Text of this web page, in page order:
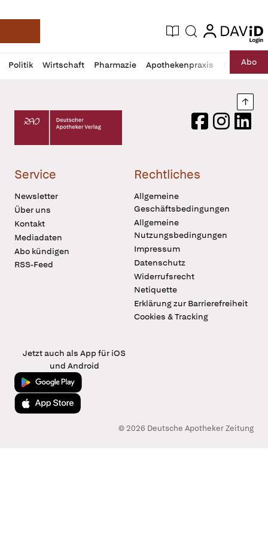
Deutsche Apotheker Zeitung
Aktuelle Ausgabe
Suche login
login
Politik Wirtschaft Pharmazie Apothekenpraxis RechtAbo
Profil
öffnen
Daz
Pur
Deutscher Apotheker Verlag Logo
FacebookInstagram
Service
Newsletter
Über uns
Kontakt
Mediadaten
Abo kündigen
RSS-Feed
Rechtliches
Allgemeine
Geschäftsbedingungen
Allgemeine
Nutzungsbedingungen
Impressum
Datenschutz
Widerrufsrecht
Netiquette
Erklärung zur Barrierefreiheit
Cookies & Tracking
Jetzt auch als App für iOS
und Android
Jetzt bei Google Play
Laden im App Store
© 2026 Deutsche Apotheker Zeitung